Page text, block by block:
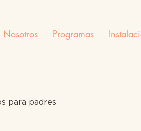
Nosotros Programas
para padres